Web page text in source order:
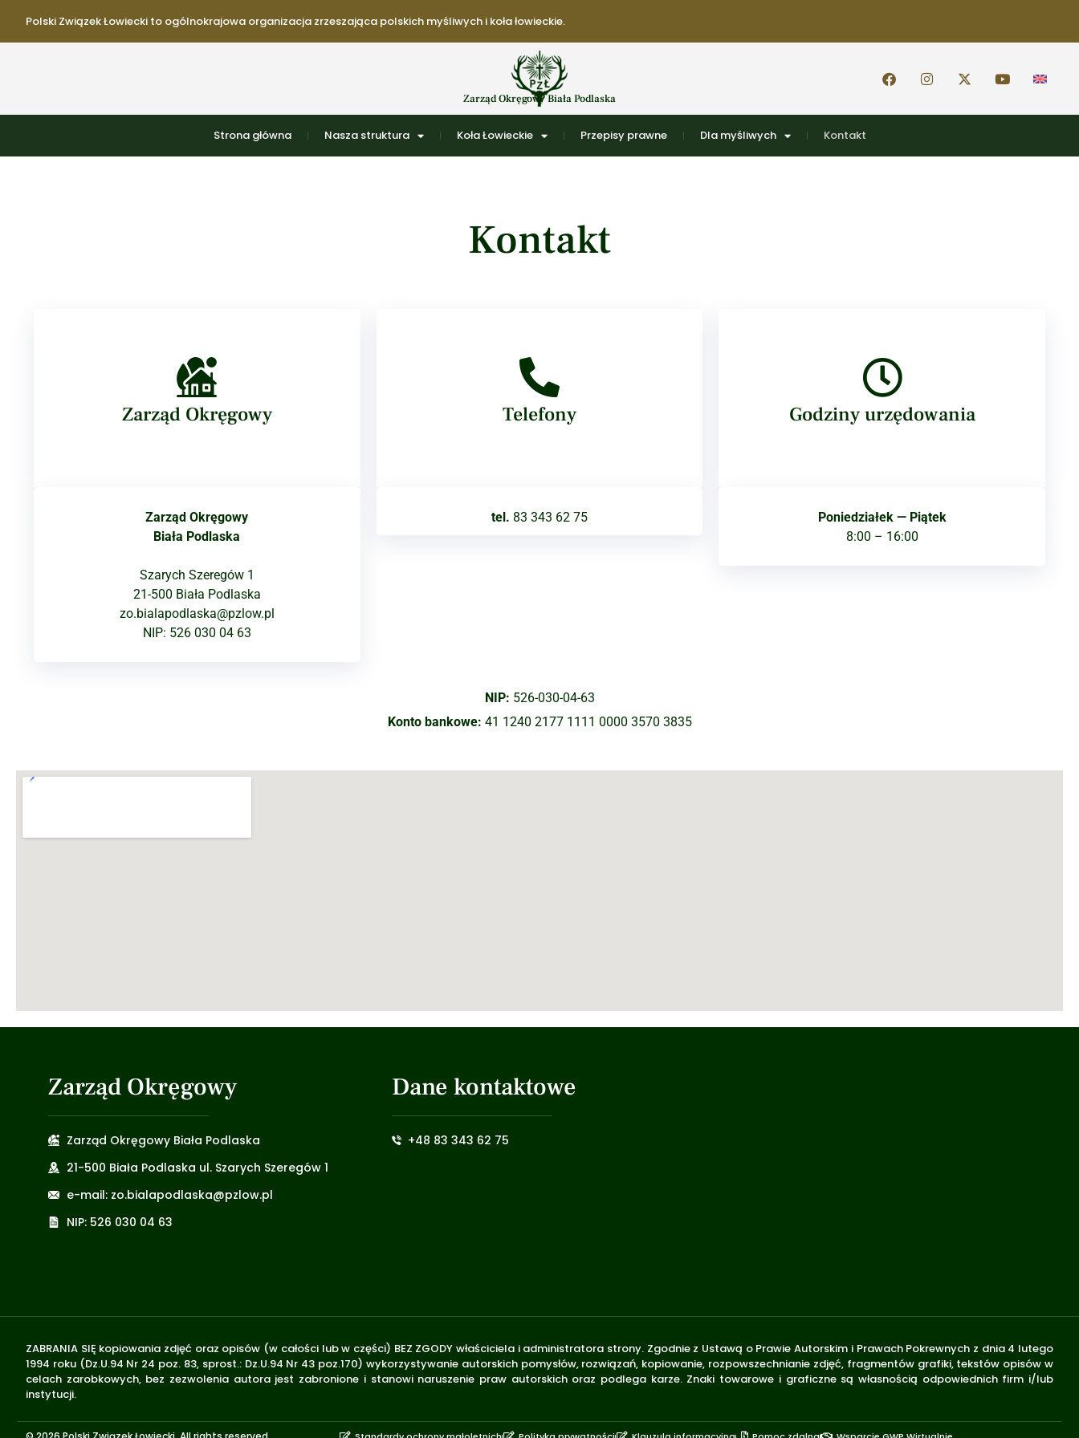
Polski Związek Łowiecki to ogólnokrajowa organizacja zrzeszająca polskich myśliwych i koła łowieckie.
Zarząd Okręgowy Biała Podlaska
Strona główna Nasza struktura Koła Łowieckie Przepisy prawne Dla myśliwych Kontakt
Kontakt
Zarząd Okręgowy
Zarząd Okręgowy
Biała Podlaska
Szarych Szeregów 1
21-500 Biała Podlaska
zo.bialapodlaska@pzlow.pl
NIP: 526 030 04 63
Telefony
tel. 83 343 62 75
Godziny urzędowania
Poniedziałek — Piątek
8:00 – 16:00
NIP: 526-030-04-63
Konto bankowe: 41 1240 2177 1111 0000 3570 3835
Zarząd Okręgowy
Zarząd Okręgowy Biała Podlaska
21-500 Biała Podlaska ul. Szarych Szeregów 1
e-mail: zo.bialapodlaska@pzlow.pl
NIP: 526 030 04 63
Dane kontaktowe
+48 83 343 62 75
ZABRANIA SIĘ kopiowania zdjęć oraz opisów (w całości lub w części) BEZ ZGODY właściciela i administratora strony. Zgodnie z Ustawą o Prawie Autorskim i Prawach Pokrewnych z dnia 4 lutego
1994 roku (Dz.U.94 Nr 24 poz. 83, sprost.: Dz.U.94 Nr 43 poz.170) wykorzystywanie autorskich pomysłów, rozwiązań, kopiowanie, rozpowszechnianie zdjęć, fragmentów grafiki, tekstów opisów w
celach zarobkowych, bez zezwolenia autora jest zabronione i stanowi naruszenie praw autorskich oraz podlega karze. Znaki towarowe i graficzne są własnością odpowiednich firm i/lub
instytucji.